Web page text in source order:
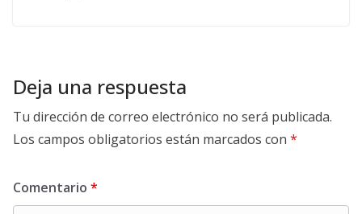
Deja una respuesta
Tu dirección de correo electrónico no será publicada.
Los campos obligatorios están marcados con *
Comentario *